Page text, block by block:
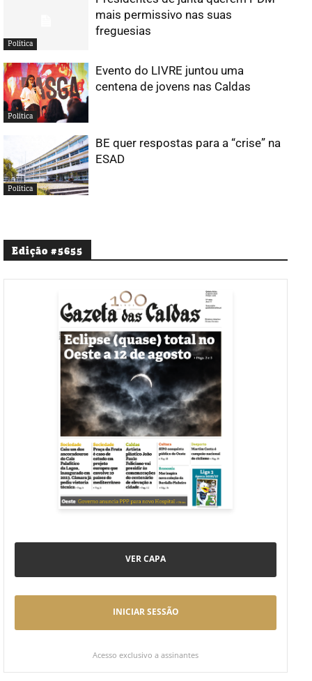
Política
mais permissivo nas suas
freguesias
Política
Evento do LIVRE juntou uma
centena de jovens nas Caldas
Política
BE quer respostas para a “crise” na
ESAD
Edição #5655
VER CAPA
INICIAR SESSÃO
Acesso exclusivo a assinantes